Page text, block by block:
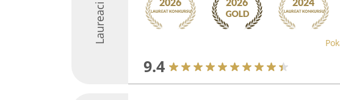
Laureaci
9.4